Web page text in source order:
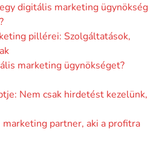
digitális marketing ügynökség
pillérei: Szolgáltatások,
marketing ügynökséget?
Nem csak hirdetést kezelünk,
partner, aki a profitra